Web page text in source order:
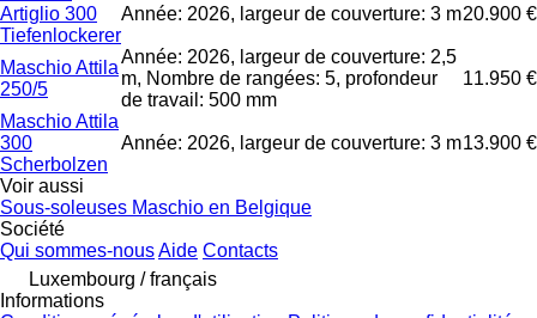
Artiglio 300
Tiefenlockerer
Année: 2026, largeur de couverture: 3 m20.900 €
Maschio Attila
250/5
Année: 2026, largeur de couverture: 2,5
m, Nombre de rangées: 5, profondeur
de travail: 500 mm
11.950 €
Maschio Attila
300
Scherbolzen
Année: 2026, largeur de couverture: 3 m13.900 €
Voir aussi
Sous-soleuses Maschio en Belgique
Société
Qui sommes-nousAide Contacts
Luxembourg / français
Informations